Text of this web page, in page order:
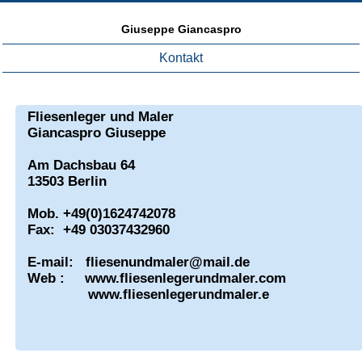
Giuseppe Giancaspro
Kontakt
Fliesenleger und Maler
Giancaspro Giuseppe
Am Dachsbau 64
13503 Berlin
Mob. +49(0)1624742078
Fax: +49 03037432960
E-mail: fliesenundmaler@mail.de
Web : www.fliesenlegerundmaler.com
www.fliesenlegerundmaler.e